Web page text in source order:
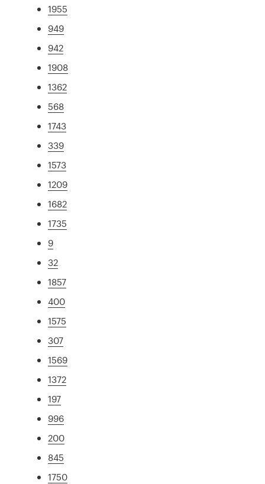
1955
949
942
1908
1362
568
1743
339
1573
1209
1682
1735
9
32
1857
400
1575
307
1569
1372
197
996
200
845
1750